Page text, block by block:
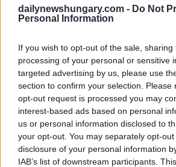
dailynewshungary.com - Do Not
Personal Information
If you wish to opt-out of the sale,
processing of your personal or sensitive
targeted advertising by us, please use
section to confirm your selection. Please
opt-out request is processed you may
interest-based ads based on personal
us or personal information disclosed to
your opt-out. You may separately opt-
disclosure of your personal information
IAB’s list of downstream participants.
September 24, 2024
PM Orbán sulla difesa dalle inondazioni e
legate alla migrazione